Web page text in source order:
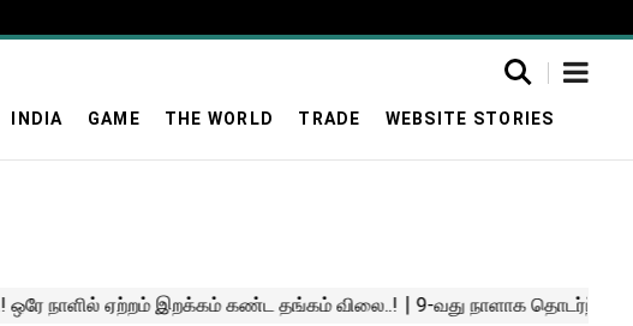
INDIA GAME THE WORLD TRADE WEBSITE STORIES